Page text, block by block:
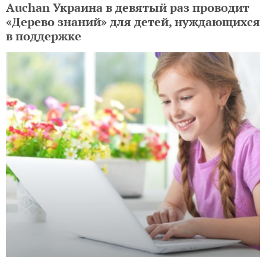
Auchan Украина в девятый раз проводит
«Дерево знаний» для детей, нуждающихся
в поддержке